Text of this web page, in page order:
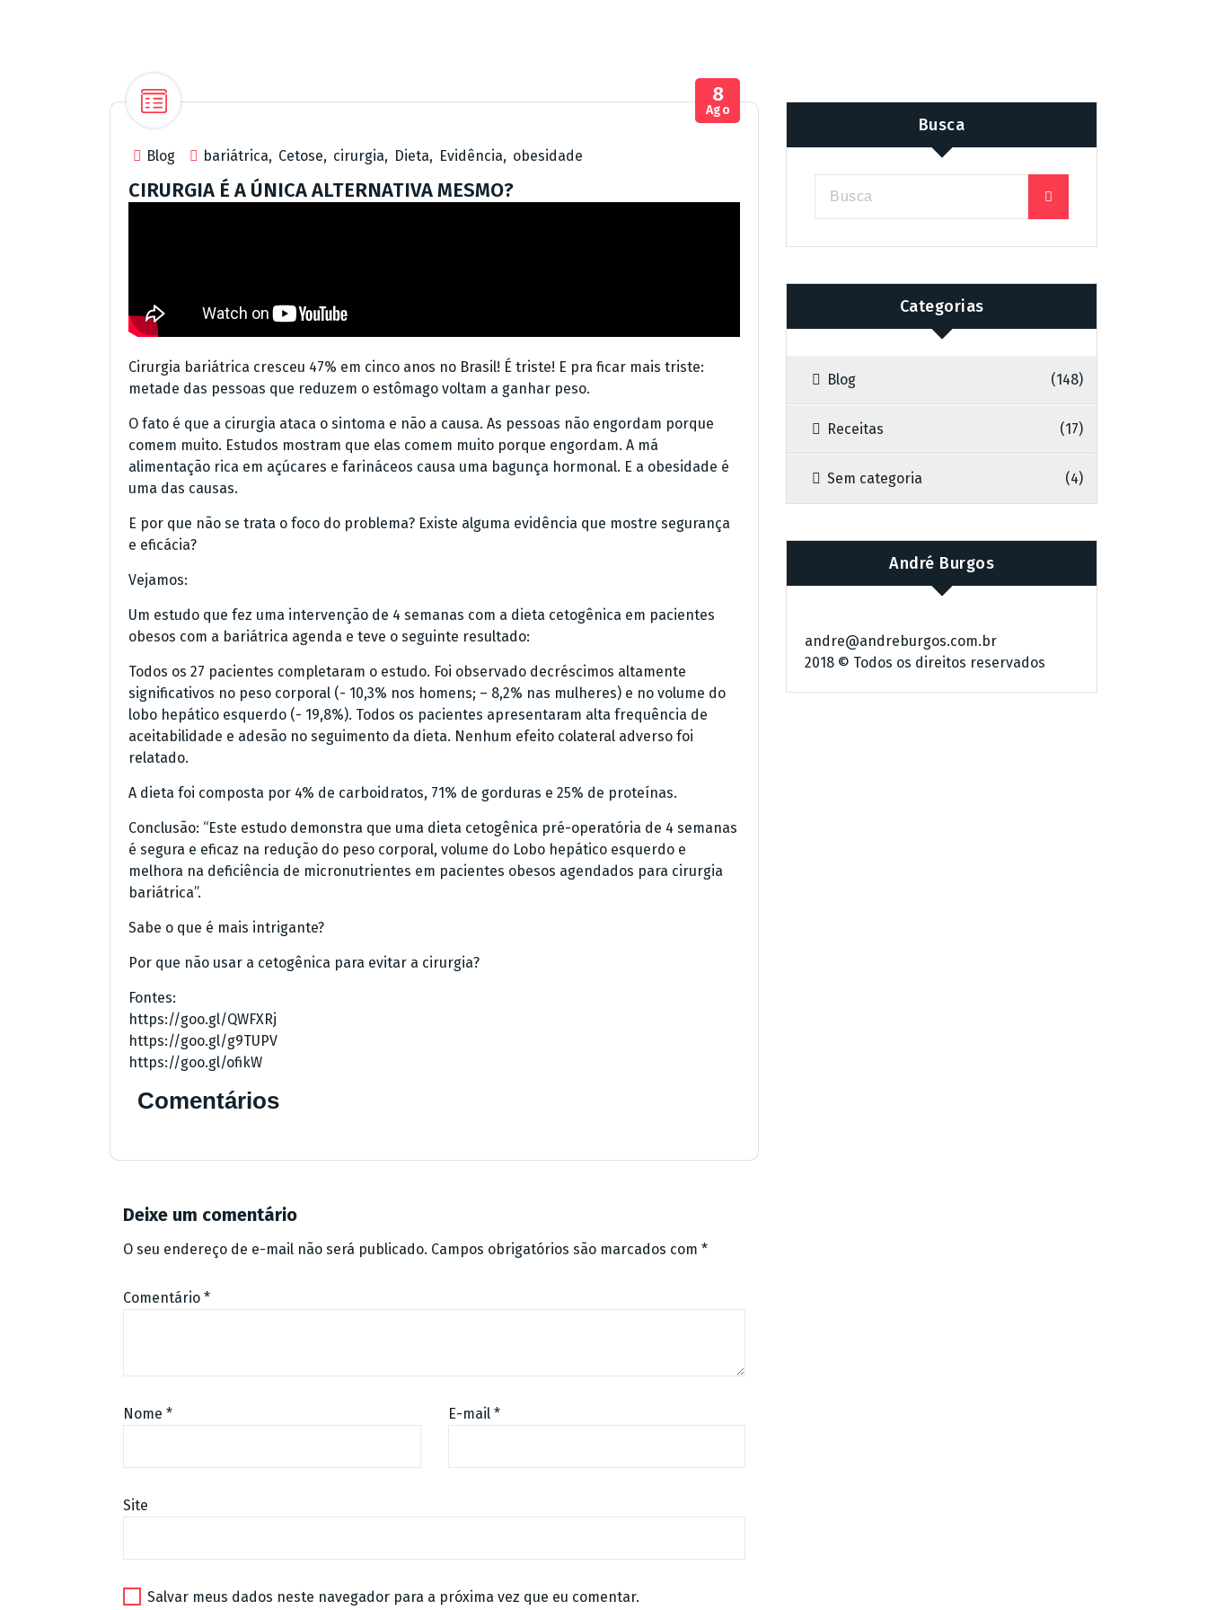
Blog bariátrica, Cetose, cirurgia, Dieta, Evidência, obesidade
8
Ago
CIRURGIA É A ÚNICA ALTERNATIVA MESMO?
Cirurgia bariátrica cresceu 47% em cinco anos no Brasil! É triste! E pra ficar mais triste:
metade das pessoas que reduzem o estômago voltam a ganhar peso.
O fato é que a cirurgia ataca o sintoma e não a causa. As pessoas não engordam porque
comem muito. Estudos mostram que elas comem muito porque engordam. A má
alimentação rica em açúcares e farináceos causa uma bagunça hormonal. E a obesidade é
uma das causas.
E por que não se trata o foco do problema? Existe alguma evidência que mostre segurança
e eficácia?
Vejamos:
Um estudo que fez uma intervenção de 4 semanas com a dieta cetogênica em pacientes
obesos com a bariátrica agenda e teve o seguinte resultado:
Todos os 27 pacientes completaram o estudo. Foi observado decréscimos altamente
significativos no peso corporal (- 10,3% nos homens; – 8,2% nas mulheres) e no volume do
lobo hepático esquerdo (- 19,8%). Todos os pacientes apresentaram alta frequência de
aceitabilidade e adesão no seguimento da dieta. Nenhum efeito colateral adverso foi
relatado.
A dieta foi composta por 4% de carboidratos, 71% de gorduras e 25% de proteínas.
Conclusão: “Este estudo demonstra que uma dieta cetogênica pré-operatória de 4 semanas
é segura e eficaz na redução do peso corporal, volume do Lobo hepático esquerdo e
melhora na deficiência de micronutrientes em pacientes obesos agendados para cirurgia
bariátrica”.
Sabe o que é mais intrigante?
Por que não usar a cetogênica para evitar a cirurgia?
Fontes:
https://goo.gl/QWFXRj
https://goo.gl/g9TUPV
https://goo.gl/ofikW
Comentários
Deixe um comentário
O seu endereço de e-mail não será publicado. Campos obrigatórios são marcados com *
Comentário *
Nome * E-mail *
Site
Salvar meus dados neste navegador para a próxima vez que eu comentar.
Busca
Categorias
Blog (148)
Receitas (17)
Sem categoria (4)
André Burgos
andre@andreburgos.com.br
2018 © Todos os direitos reservados